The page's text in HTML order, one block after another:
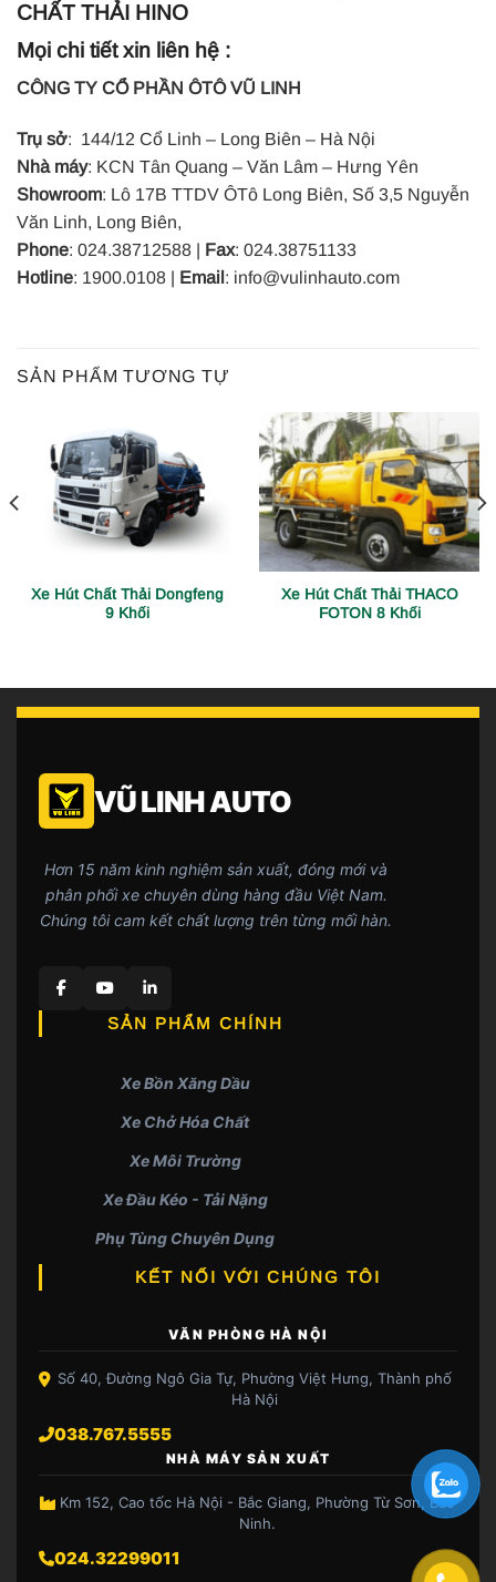
CHẤT THẢI HINO
Mọi chi tiết xin liên hệ :
CÔNG TY CỔ PHẦN ÔTÔ VŨ LINH
Trụ sở: 144/12 Cổ Linh – Long Biên – Hà Nội
Nhà máy: KCN Tân Quang – Văn Lâm – Hưng Yên
Showroom: Lô 17B TTDV ÔTô Long Biên, Số 3,5 Nguyễn
Văn Linh, Long Biên,
Phone: 024.38712588 | Fax: 024.38751133
Hotline: 1900.0108 | Email : info@vulinhauto.com
SẢN PHẨM TƯƠNG TỰ
Xe Hút Chất Thải Dongfeng
9 Khối
Xe Hút Chất Thải THACO
FOTON 8 Khối
VŨ LINH AUTO
Hơn 15 năm kinh nghiệm sản xuất, đóng mới và
phân phối xe chuyên dùng hàng đầu Việt Nam.
Chúng tôi cam kết chất lượng trên từng mối hàn.
SẢN PHẨM CHÍNH
Xe Bồn Xăng Dầu
Xe Chở Hóa Chất
Xe Môi Trường
Xe Đầu Kéo - Tải Nặng
Phụ Tùng Chuyên Dụng
KẾT NỐI VỚI CHÚNG TÔI
VĂN PHÒNG HÀ NỘI
Số 40, Đường Ngô Gia Tự, Phường Việt Hưng, Thành phố
Hà Nội
038.767.5555
NHÀ MÁY SẢN XUẤT
Km 152, Cao tốc Hà Nội - Bắc Giang, Phường Từ Sơn, Bắc
Ninh.
024.32299011